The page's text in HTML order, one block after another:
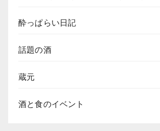
酔っぱらい日記
話題の酒
蔵元
酒と食のイベント